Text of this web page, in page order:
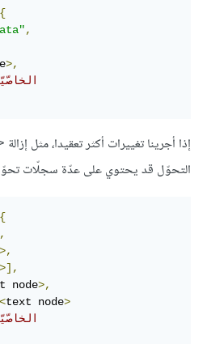
,
>,
//
إذا أجرينا تغييرات أكثر تعقيدا، مثل إزالة b>
التحوّل قد يحتوي على عدّة سجلّات
,
>,
>],
node>,
<text node>
//